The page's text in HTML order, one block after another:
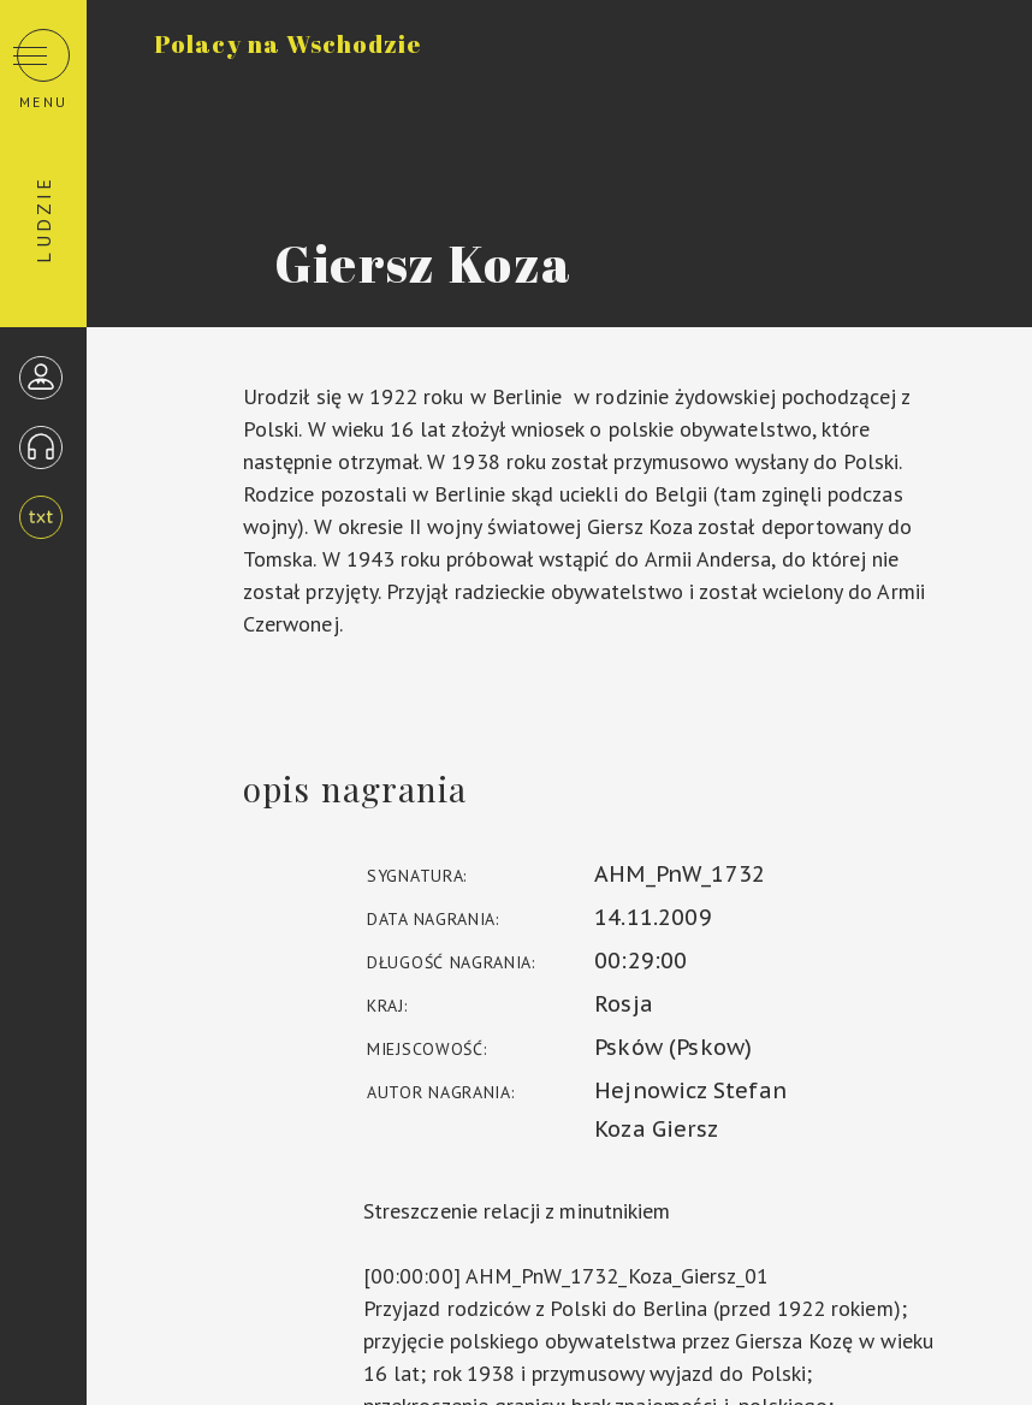
MENU
LUDZIE
Polacy na Wschodzie
Giersz Koza
Urodził się w 1922 roku w Berlinie w rodzinie żydowskiej pochodzącej z
Polski. W wieku 16 lat złożył wniosek o polskie obywatelstwo, które
następnie otrzymał. W 1938 roku został przymusowo wysłany do Polski.
Rodzice pozostali w Berlinie skąd uciekli do Belgii (tam zginęli podczas
wojny). W okresie II wojny światowej Giersz Koza został deportowany do
Tomska. W 1943 roku próbował wstąpić do Armii Andersa, do której nie
został przyjęty. Przyjął radzieckie obywatelstwo i został wcielony do Armii
Czerwonej.
opis nagrania
SYGNATURA: AHM_PnW_1732
DATA NAGRANIA: 14.11.2009
DŁUGOŚĆ NAGRANIA: 00:29:00
KRAJ: Rosja
MIEJSCOWOŚĆ: Psków (Pskow)
AUTOR NAGRANIA:
Hejnowicz Stefan
Koza Giersz
Streszczenie relacji z minutnikiem
[00:00:00] AHM_PnW_1732_Koza_Giersz_01
Przyjazd rodziców z Polski do Berlina (przed 1922 rokiem);
przyjęcie polskiego obywatelstwa przez Giersza Kozę w wieku
16 lat; rok 1938 i przymusowy wyjazd do Polski;